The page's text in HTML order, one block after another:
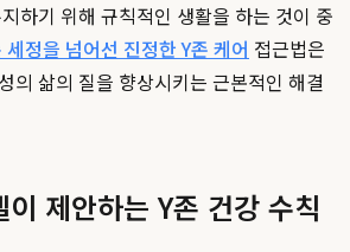
하기 위해 규칙적인 생활을 하는 것이 중
세정을 넘어선 진정한 Y존 케어 접근법은
의 삶의 질을 향상시키는 근본적인 해결
제안하는 Y존 건강 수칙